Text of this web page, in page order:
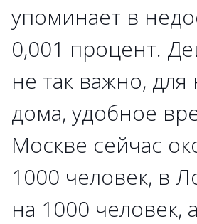
упоминает в
0,001 процент.
не так важно, для
дома, удобное
Москве сейчас
1000 человек, в
на 1000 человек,